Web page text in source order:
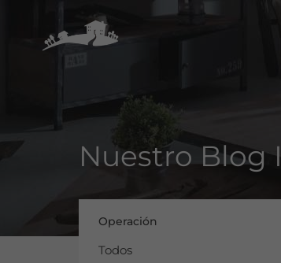
Nuestro Blog
Operación
Todos